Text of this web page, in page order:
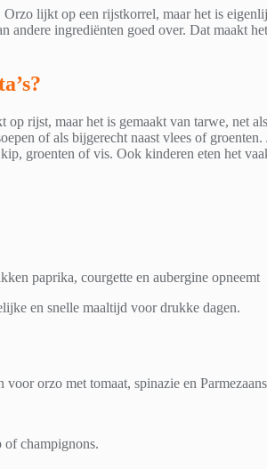
lijkt op een rijstkorrel, maar het is
ingrediënten goed over. Dat maakt
rijst, maar het is gemaakt van tarwe, net
of als bijgerecht naast vlees of
groenten of vis. Ook kinderen eten het
paprika, courgette en aubergine opneemt
en snelle maaltijd voor drukke dagen.
orzo met tomaat, spinazie en
of champignons.